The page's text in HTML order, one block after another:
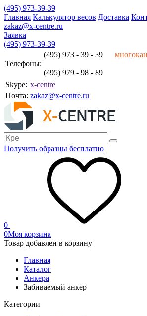
(495) 973-39-39
Главная Калькулятор весов Доставка
zakaz@x-centre.ru
Заявка
(495) 973-39-39
Телефоны:
(495) 973 - 39 - 39
(495) 979 - 98 - 89
Skype: x-centre
Почта: zakaz@x-centre.ru
Получить образцы бесплатно
0
0Моя корзина
Товар добавлен в корзину
Главная
Каталог
Анкера
Забиваемый анкер
Категории